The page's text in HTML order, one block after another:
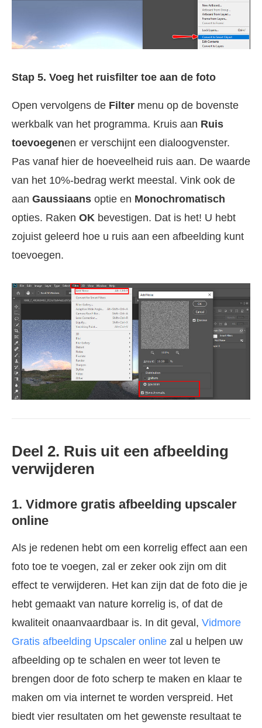
Stap 5. Voeg het ruisfilter toe aan de foto
Open vervolgens de Filter menu op de bovenste
werkbalk van het programma. Kruis aan Ruis
toevoegenen er verschijnt een dialoogvenster.
Pas vanaf hier de hoeveelheid ruis aan. De waarde
van het 10%-bedrag werkt meestal. Vink ook de
aan Gaussiaans optie en Monochromatisch
opties. Raken OK bevestigen. Dat is het! U hebt
zojuist geleerd hoe u ruis aan een afbeelding kunt
toevoegen.
Deel 2. Ruis uit een afbeelding
verwijderen
1. Vidmore gratis afbeelding upscaler
online
Als je redenen hebt om een korrelig effect aan een
foto toe te voegen, zal er zeker ook zijn om dit
effect te verwijderen. Het kan zijn dat de foto die je
hebt gemaakt van nature korrelig is, of dat de
kwaliteit onaanvaardbaar is. In dit geval, Vidmore
Gratis afbeelding Upscaler online zal u helpen uw
afbeelding op te schalen en weer tot leven te
brengen door de foto scherp te maken en klaar te
maken om via internet te worden verspreid. Het
biedt vier resultaten om het gewenste resultaat te